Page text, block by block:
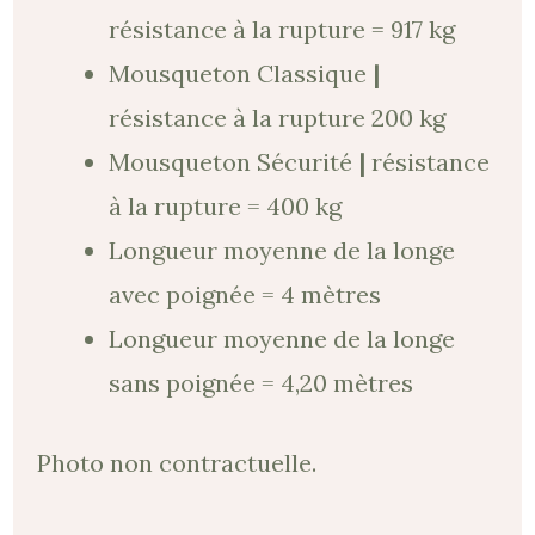
résistance à la rupture = 917 kg
Mousqueton Classique |
résistance à la rupture 200 kg
Mousqueton Sécurité | résistance
à la rupture = 400 kg
Longueur moyenne de la longe
avec poignée = 4 mètres
Longueur moyenne de la longe
sans poignée = 4,20 mètres
Photo non contractuelle.